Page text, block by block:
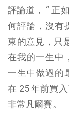
評論道， “ 正
何評論，沒有
東的意見，只
在我的一生中
一生中做過的
在 25 年前買
非常凡爾賽。